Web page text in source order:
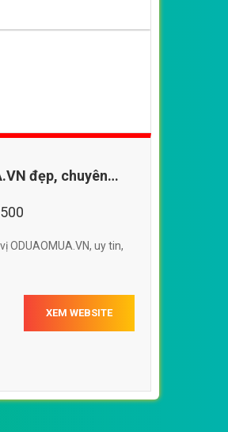
đẹp, chuyên
ODUAOMUA.VN, uy tin,
XEM WEBSITE